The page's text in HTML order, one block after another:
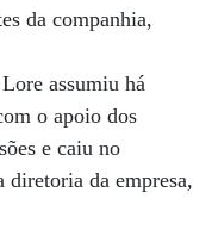
da companhia,
assumiu há
o apoio dos
e caiu no
diretoria da empresa,